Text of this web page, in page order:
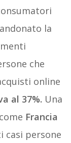
la
che
online
al 37%. Una
Francia
casi persone